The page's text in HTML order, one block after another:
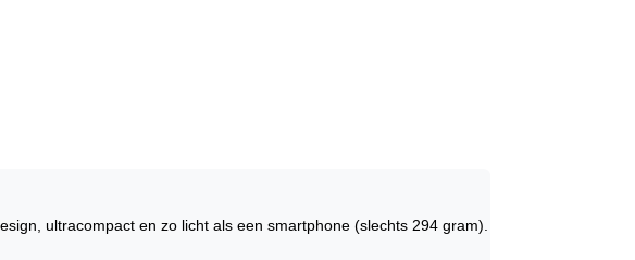
ultracompact en zo licht als een smartphone (slechts 294 gram).